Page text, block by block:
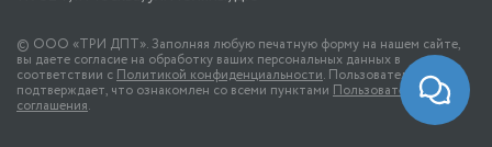
© ООО «ТРИ ДПТ». Заполняя любую печатную форму на нашем сайте,
вы даете согласие на обработку ваших персональных данных в
соответствии с Политикой конфиденциальности. Пользователь
подтверждает, что ознакомлен со всеми пунктами Пользовательского
соглашения.